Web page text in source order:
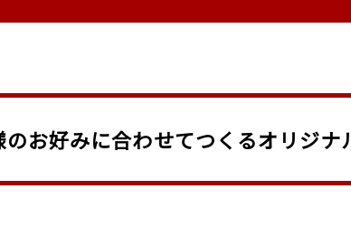
のお好みに合わせてつくるオリジナ